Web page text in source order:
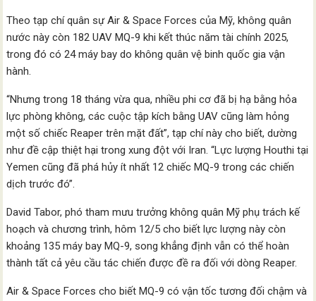
Theo tạp chí quân sự Air & Space Forces của Mỹ, không quân
nước này còn 182 UAV MQ-9 khi kết thúc năm tài chính 2025,
trong đó có 24 máy bay do không quân vệ binh quốc gia vận
hành.
“Nhưng trong 18 tháng vừa qua, nhiều phi cơ đã bị hạ bằng hỏa
lực phòng không, các cuộc tập kích bằng UAV cũng làm hỏng
một số chiếc Reaper trên mặt đất”, tạp chí này cho biết, dường
như đề cập thiệt hại trong xung đột với Iran. “Lực lượng Houthi tại
Yemen cũng đã phá hủy ít nhất 12 chiếc MQ-9 trong các chiến
dịch trước đó”.
David Tabor, phó tham mưu trưởng không quân Mỹ phụ trách kế
hoạch và chương trình, hôm 12/5 cho biết lực lượng này còn
khoảng 135 máy bay MQ-9, song khẳng định vẫn có thể hoàn
thành tất cả yêu cầu tác chiến được đề ra đối với dòng Reaper.
Air & Space Forces cho biết MQ-9 có vận tốc tương đối chậm và